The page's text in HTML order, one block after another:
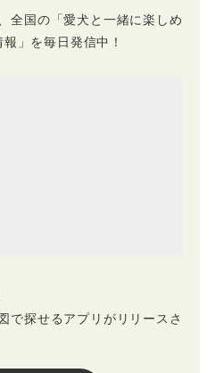
全国の「愛犬と一緒に楽しめ
」を毎日発信中！
で探せるアプリがリリースさ